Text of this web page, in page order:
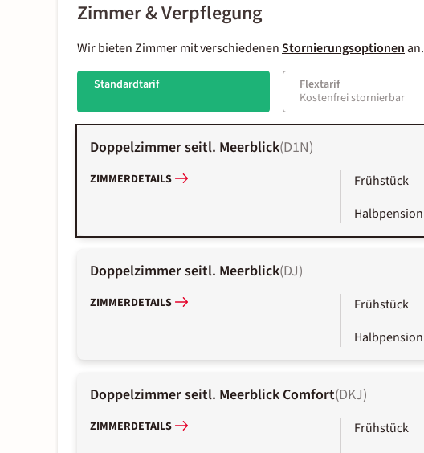
Zimmer & Verpflegung
Wir bieten Zimmer mit verschiedenenStornierungsoptionenan.
Standardtarif
Flextarif
Kostenfrei stornierbar
Doppelzimmer seitl. Meerblick(D1N)
ZIMMERDETAILS Frühstück
Halbpension
Doppelzimmer seitl. Meerblick(DJ)
ZIMMERDETAILS Frühstück
Halbpension
Doppelzimmer seitl. Meerblick Comfort(DKJ)
ZIMMERDETAILS Frühstück